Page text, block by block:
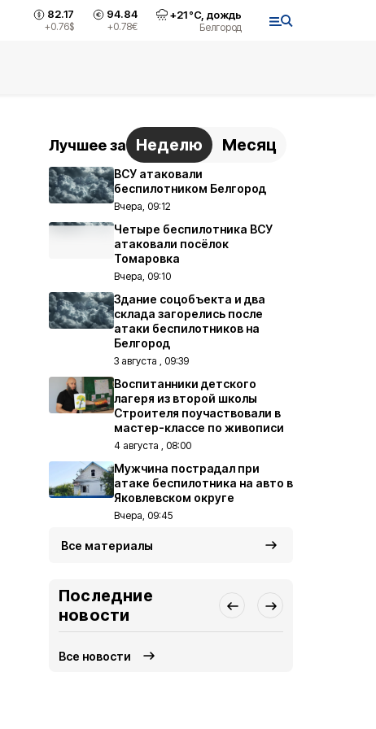
82.17
+0.76$
94.84
+0.78€
+21°С, дождь
Белгород
Лучшее за Неделю Месяц
ВСУ атаковали
беспилотником Белгород
Вчера, 09:12
Четыре беспилотника ВСУ
атаковали посёлок
Томаровка
Вчера, 09:10
Здание соцобъекта и два
склада загорелись после
атаки беспилотников на
Белгород
3 августа , 09:39
Воспитанники детского
лагеря из второй школы
Строителя поучаствовали в
мастер-классе по живописи
4 августа , 08:00
Мужчина пострадал при
атаке беспилотника на авто в
Яковлевском округе
Вчера, 09:45
Все материалы
Последние
новости
Все новости